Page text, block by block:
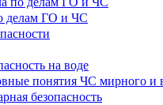
делам ГО и ЧС
на воде
понятия ЧС мирного и
безопасность